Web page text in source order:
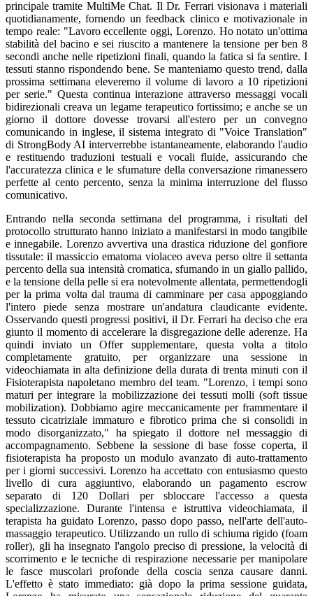
principale tramite MultiMe Chat. Il Dr. Ferrari visionava i materiali
quotidianamente, fornendo un feedback clinico e motivazionale in
tempo reale: "Lavoro eccellente oggi, Lorenzo. Ho notato un'ottima
stabilità del bacino e sei riuscito a mantenere la tensione per ben 8
secondi anche nelle ripetizioni finali, quando la fatica si fa sentire. I
tessuti stanno rispondendo bene. Se manteniamo questo trend, dalla
prossima settimana eleveremo il volume di lavoro a 10 ripetizioni
per serie." Questa continua interazione attraverso messaggi vocali
bidirezionali creava un legame terapeutico fortissimo; e anche se un
giorno il dottore dovesse trovarsi all'estero per un convegno
comunicando in inglese, il sistema integrato di "Voice Translation"
di StrongBody AI interverrebbe istantaneamente, elaborando l'audio
e restituendo traduzioni testuali e vocali fluide, assicurando che
l'accuratezza clinica e le sfumature della conversazione rimanessero
perfette al cento percento, senza la minima interruzione del flusso
comunicativo.
Entrando nella seconda settimana del programma, i risultati del
protocollo strutturato hanno iniziato a manifestarsi in modo tangibile
e innegabile. Lorenzo avvertiva una drastica riduzione del gonfiore
tissutale: il massiccio ematoma violaceo aveva perso oltre il settanta
percento della sua intensità cromatica, sfumando in un giallo pallido,
e la tensione della pelle si era notevolmente allentata, permettendogli
per la prima volta dal trauma di camminare per casa appoggiando
l'intero piede senza mostrare un'andatura claudicante evidente.
Osservando questi progressi positivi, il Dr. Ferrari ha deciso che era
giunto il momento di accelerare la disgregazione delle aderenze. Ha
quindi inviato un Offer supplementare, questa volta a titolo
completamente gratuito, per organizzare una sessione in
videochiamata in alta definizione della durata di trenta minuti con il
Fisioterapista napoletano membro del team. "Lorenzo, i tempi sono
maturi per integrare la mobilizzazione dei tessuti molli (soft tissue
mobilization). Dobbiamo agire meccanicamente per frammentare il
tessuto cicatriziale immaturo e fibrotico prima che si consolidi in
modo disorganizzato," ha spiegato il dottore nel messaggio di
accompagnamento. Sebbene la sessione di base fosse coperta, il
fisioterapista ha proposto un modulo avanzato di auto-trattamento
per i giorni successivi. Lorenzo ha accettato con entusiasmo questo
livello di cura aggiuntivo, elaborando un pagamento escrow
separato di 120 Dollari per sbloccare l'accesso a questa
specializzazione. Durante l'intensa e istruttiva videochiamata, il
terapista ha guidato Lorenzo, passo dopo passo, nell'arte dell'auto-
massaggio terapeutico. Utilizzando un rullo di schiuma rigido (foam
roller), gli ha insegnato l'angolo preciso di pressione, la velocità di
scorrimento e le tecniche di respirazione necessarie per manipolare
le fasce muscolari profonde della coscia senza causare danni.
L'effetto è stato immediato: già dopo la prima sessione guidata,